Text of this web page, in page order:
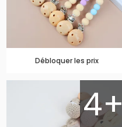
Débloquer les prix
4+